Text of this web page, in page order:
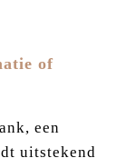
of
een
uitstekend